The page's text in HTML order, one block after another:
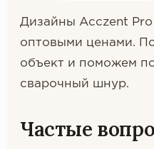
Дизайны Acczent Pro
оптовыми ценами.
объект и поможем
сварочный шнур.
Частые